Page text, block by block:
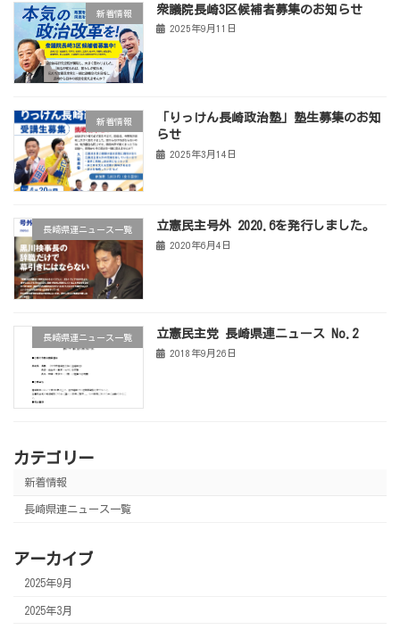
新着情報 衆議院長崎3区候補者募集のお知らせ
2025年9月11日
新着情報
「りっけん長崎政治塾」塾生募集のお知
らせ
2025年3月14日
長崎県連ニュース一覧 立憲民主号外 2020.6を発行しました。
2020年6月4日
長崎県連ニュース一覧 立憲民主党 長崎県連ニュース No.2
2018年9月26日
カテゴリー
新着情報
長崎県連ニュース一覧
アーカイブ
2025年9月
2025年3月